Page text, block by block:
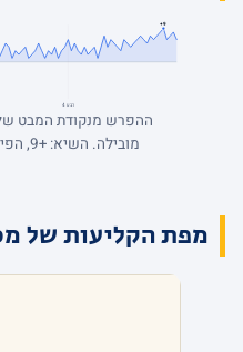
+9
רבע 4
ההפרש מנקודת המבט
מפת הקליעות של